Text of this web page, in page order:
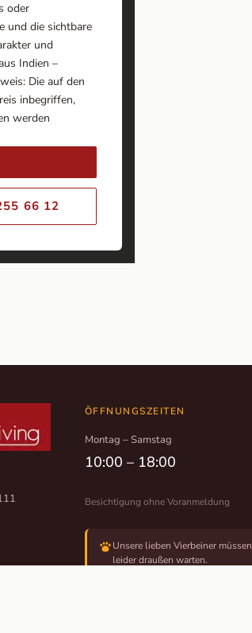
oder
und die sichtbare
und
Indien –
Die auf den
inbegriffen,
werden
66 12
ÖFFNUNGSZEITEN
Montag – Samstag
10:00 – 18:00
Besichtigung ohne Voranmeldung
Unsere lieben Vierbeiner müssen
leider draußen warten.